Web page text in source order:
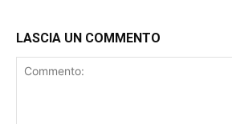
LASCIA UN COMMENTO